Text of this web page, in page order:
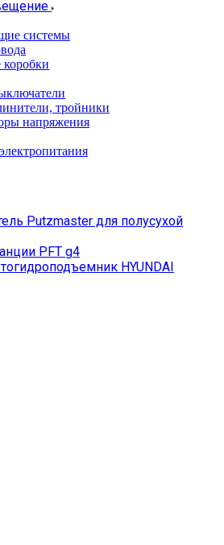
системы
тройники
напряжения
Putzmaster для полусухой
PFT g4
HYUNDAI